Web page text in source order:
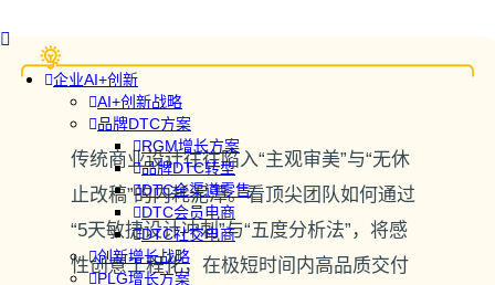
企业AI+创新
AI+创新战略
品牌DTC方案
RGM增长方案
品牌DTC转型
DTC全渠道零售
DTC会员电商
DTC社交电商
创新增长战略
PLG增长方案
传统商业设计往往陷入“主观审美”与“无休
止改稿”的内耗泥潭。看顶尖团队如何通过
“5天敏捷设计冲刺”与“五度分析法”，将感
性创意工程化，在极短时间内高品质交付